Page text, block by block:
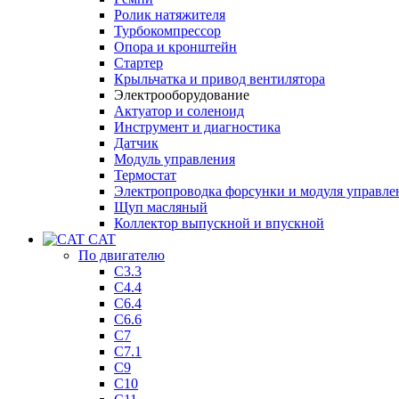
Ролик натяжителя
Турбокомпрессор
Опора и кронштейн
Стартер
Крыльчатка и привод вентилятора
Электрооборудование
Актуатор и соленоид
Инструмент и диагностика
Датчик
Модуль управления
Термостат
Электропроводка форсунки и модуля
Щуп масляный
Коллектор выпускной и впускной
CAT
По двигателю
C3.3
C4.4
C6.4
C6.6
C7
C7.1
C9
C10